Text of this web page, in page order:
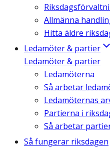
Allmänna
Hitta äldre
Ledamöter & partier
Ledamöter & partier
Ledamöterna
Så arbetar
Ledamöternas
Partierna i
Så arbetar
Så fungerar riksdagen